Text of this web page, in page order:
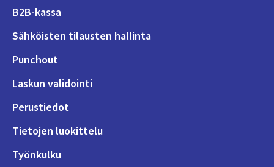
B2B-kassa
Sähköisten tilausten hallinta
Punchout
Laskun validointi
Perustiedot
Tietojen luokittelu
Työnkulku